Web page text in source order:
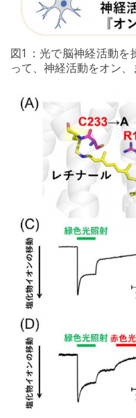
図1：光で脳神経活動を
って、神経活動をオン、